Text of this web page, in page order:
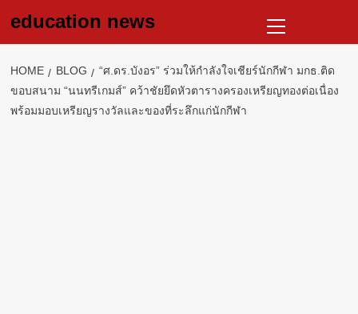
education news
Menu
HOME BLOG
“ศ.ดร.บังอร” ร่วมให้กำลังใจเชียร์นักกีฬา มกธ.ติด
ขอบสนาม “นนทรีเกมส์” คว้าชัยยึดหัวตารางครองเหรียญทองต่อเนื่อง
พร้อมมอบเหรียญรางวัลและของที่ระลึกแก่นักกีฬา